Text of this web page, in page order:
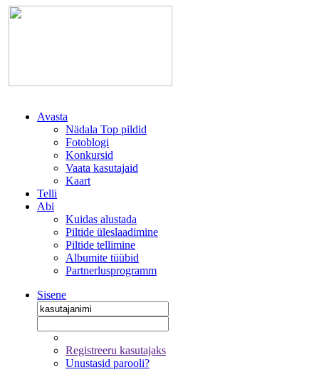
Avasta
Nädala Top pildid
Fotoblogi
Konkursid
Vaata kasutajaid
Kaart
Telli
Abi
Kuidas alustada
Piltide üleslaadimine
Piltide tellimine
Albumite tüübid
Partnerlusprogramm
Sisene
Registreeru kasutajaks
Unustasid parooli?